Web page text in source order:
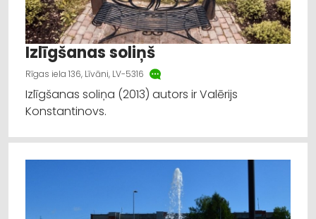
Izlīgšanas soliņš
Rīgas iela 136, Līvāni, LV-5316
Izlīgšanas soliņa (2013) autors ir Valērijs
Konstantinovs.